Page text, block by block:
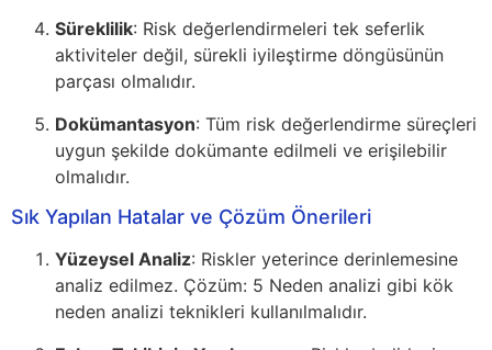
Süreklilik: Risk değerlendirmeleri tek seferlik
aktiviteler değil, sürekli iyileştirme döngüsünün
parçası olmalıdır.
Dokümantasyon: Tüm risk değerlendirme süreçleri
uygun şekilde dokümante edilmeli ve erişilebilir
olmalıdır.
Sık Yapılan Hatalar ve Çözüm Önerileri
Yüzeysel Analiz: Riskler yeterince derinlemesine
analiz edilmez. Çözüm: 5 Neden analizi gibi kök
neden analizi teknikleri kullanılmalıdır.